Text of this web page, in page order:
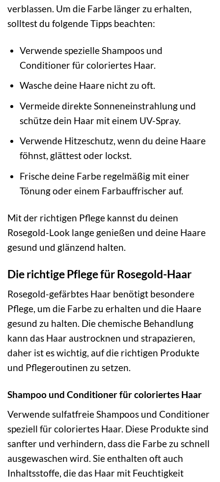
verblassen. Um die Farbe länger zu erhalten,
solltest du folgende Tipps beachten:
Verwende spezielle Shampoos und
Conditioner für coloriertes Haar.
Wasche deine Haare nicht zu oft.
Vermeide direkte Sonneneinstrahlung und
schütze dein Haar mit einem UV-Spray.
Verwende Hitzeschutz, wenn du deine Haare
föhnst, glättest oder lockst.
Frische deine Farbe regelmäßig mit einer
Tönung oder einem Farbauffrischer auf.
Mit der richtigen Pflege kannst du deinen
Rosegold-Look lange genießen und deine Haare
gesund und glänzend halten.
Die richtige Pflege für Rosegold-Haar
Rosegold-gefärbtes Haar benötigt besondere
Pflege, um die Farbe zu erhalten und die Haare
gesund zu halten. Die chemische Behandlung
kann das Haar austrocknen und strapazieren,
daher ist es wichtig, auf die richtigen Produkte
und Pflegeroutinen zu setzen.
Shampoo und Conditioner für coloriertes Haar
Verwende sulfatfreie Shampoos und Conditioner
speziell für coloriertes Haar. Diese Produkte sind
sanfter und verhindern, dass die Farbe zu schnell
ausgewaschen wird. Sie enthalten oft auch
Inhaltsstoffe, die das Haar mit Feuchtigkeit